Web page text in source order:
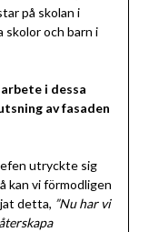
på skolan i
skolor och barn i
i dessa
av fasaden
utryckte sig
kan vi förmodligen
detta, ”Nu har vi